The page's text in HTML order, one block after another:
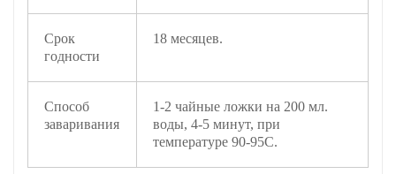
Срок
годности
18 месяцев.
Способ
заваривания
1-2 чайные ложки на 200 мл.
воды, 4-5 минут, при
температуре 90-95C.